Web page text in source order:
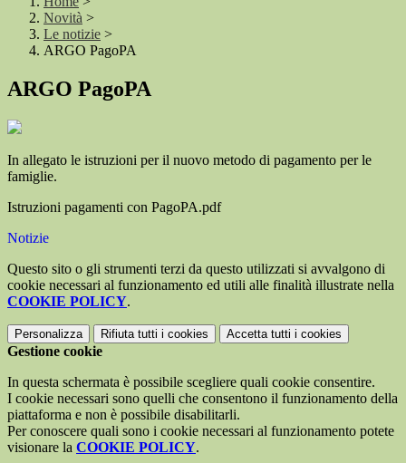
Novità >
Le notizie >
ARGO PagoPA
ARGO PagoPA
In allegato le istruzioni per il nuovo metodo di pagamento per le
famiglie.
Istruzioni pagamenti con PagoPA.pdf
Notizie
Questo sito o gli strumenti terzi da questo utilizzati si avvalgono di
cookie necessari al funzionamento ed utili alle finalità illustrate nella
COOKIE POLICY.
Personalizza Rifiuta tutti i cookies Accetta tutti i cookies
Gestione cookie
In questa schermata è possibile scegliere quali cookie consentire.
I cookie necessari sono quelli che consentono il funzionamento della
piattaforma e non è possibile disabilitarli.
Per conoscere quali sono i cookie necessari al funzionamento potete
visionare la COOKIE POLICY.